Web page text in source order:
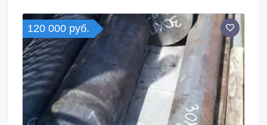
телефонам 8 (343) 380-22-16 Владимир
Валентинович +7 (967) 639-66-09.
120 000 руб.